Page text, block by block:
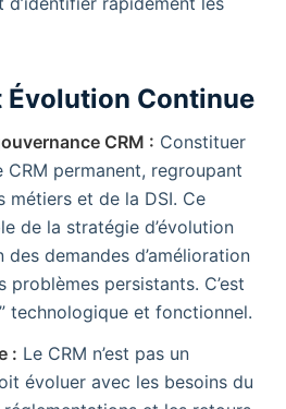
Évolution Continue
CRM : Constituer
permanent, regroupant
métiers et de la DSI. Ce
de la stratégie d’évolution
demandes d’amélioration
persistants. C’est
technologique et fonctionnel.
: Le CRM n’est pas un
évoluer avec les besoins du